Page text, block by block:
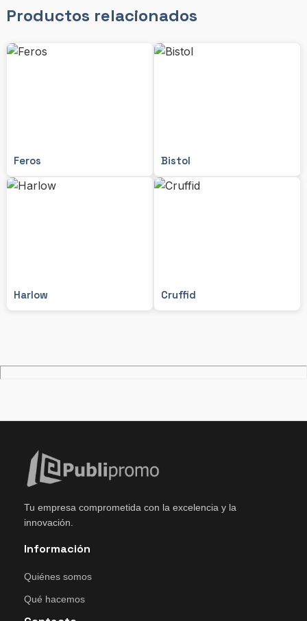
Productos relacionados
Feros Bistol
Harlow Cruffid
Tu empresa comprometida con la excelencia y la
innovación.
Información
Quiénes somos
Qué hacemos